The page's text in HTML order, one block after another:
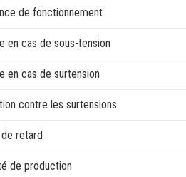
de fonctionnement
en cas de sous-tension
en cas de surtension
contre les surtensions
retard
de production